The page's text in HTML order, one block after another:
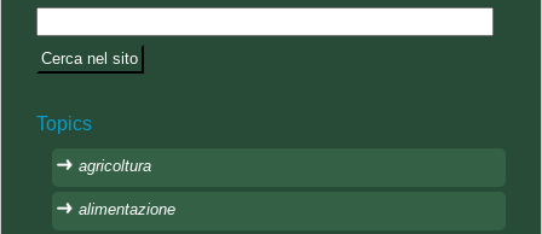
Topics
agricoltura
alimentazione